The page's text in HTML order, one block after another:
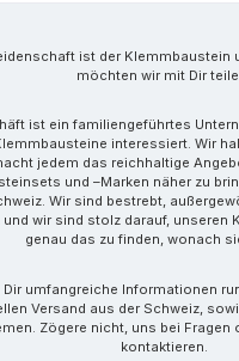
ist der Klemmbaustein
möchten wir mit Dir
ist ein familiengeführtes
interessiert. Wir
jedem das reichhaltige
und –Marken näher zu
Wir sind bestrebt,
und wir sind stolz darauf, unseren
genau das zu finden, wonach
Dir umfangreiche Informationen
Versand aus der Schweiz,
Zögere nicht, uns bei Fragen
kontaktieren.